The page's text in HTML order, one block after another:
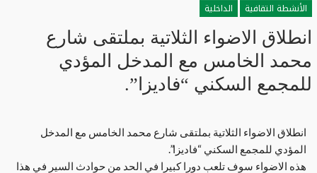
الأنشطة التقافية
الداخلية
انطلاق الاضواء الثلاتية بملتقى شارع
محمد الخامس مع المدخل المؤدي
للمجمع السكني “فاديزا”.
انطلاق الاضواء الثلاتية بملتقى شارع محمد الخامس مع المدخل
المؤدي للمجمع السكني “فاديزا”.
هذه الاضواء سوف تلعب دورا كبيرا في الحد من حوادث السير في هذا